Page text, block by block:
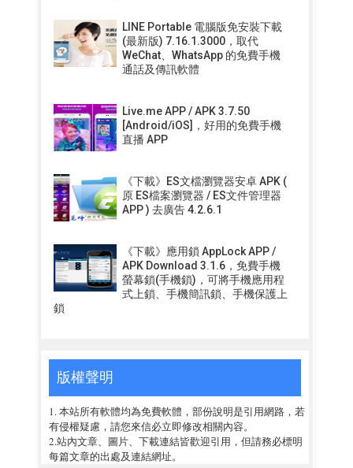
LINE Portable 電腦版免安裝下載
(最新版) 7.16.1.3000，取代
WeChat、WhatsApp 的免費手機
通話及傳訊軟體
Live.me APP / APK 3.7.50
[Android/iOS]，好用的免費手機
直播 APP
《下載》ES文檔瀏覽器安卓 APK (
原 ES檔案瀏覽器 / ES文件管理器
APP ) 去廣告 4.2.6.1
《下載》應用鎖 AppLock APP /
APK Download 3.1.6，免費手機
螢幕鎖(手機鎖)，可將手機應用程
式上鎖、手機簡訊鎖、手機保護上
鎖
版權聲明
1. 本站所有軟體均為免費軟體，部份說明是引用網路，若
有侵權疑慮，請您來信必立即修改相關內容。
2.站內文章、圖片、下載連結皆歡迎引用，但請務必標明
每篇文章的出處及連結網址。